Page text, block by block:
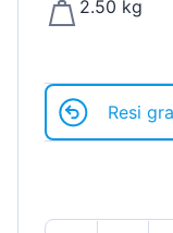
2.50 kg
Resi